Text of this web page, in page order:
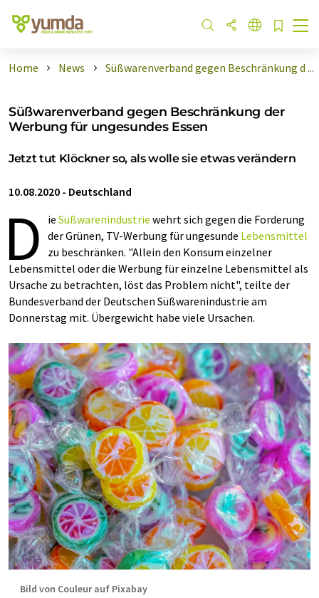
Home News Süßwarenverband gegen Beschränkung d ...
Süßwarenverband gegen Beschränkung der
Werbung für ungesundes Essen
Jetzt tut Klöckner so, als wolle sie etwas verändern
10.08.2020 - Deutschland
D ie Süßwarenindustrie wehrt sich gegen die Forderung
der Grünen, TV-Werbung für ungesunde Lebensmittel
zu beschränken. "Allein den Konsum einzelner
Lebensmittel oder die Werbung für einzelne Lebensmittel als
Ursache zu betrachten, löst das Problem nicht", teilte der
Bundesverband der Deutschen Süßwarenindustrie am
Donnerstag mit. Übergewicht habe viele Ursachen.
Bild von Couleur auf Pixabay